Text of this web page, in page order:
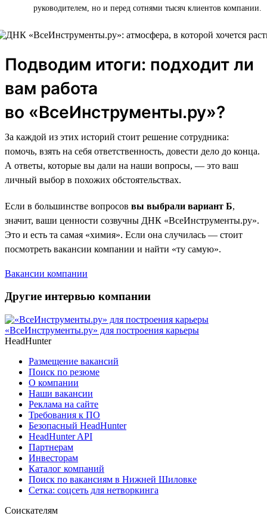
руководителем, но и перед сотнями тысяч клиентов компании.
Подводим итоги: подходит ли
вам работа
во «ВсеИнструменты.ру»?
За каждой из этих историй стоит решение сотрудника:
помочь, взять на себя ответственность, довести дело до конца.
А ответы, которые вы дали на наши вопросы, — это ваш
личный выбор в похожих обстоятельствах.
Если в большинстве вопросов вы выбрали вариант Б,
значит, ваши ценности созвучны ДНК «ВсеИнструменты.ру».
Это и есть та самая «химия». Если она случилась — стоит
посмотреть вакансии компании и найти «ту самую».
Вакансии компании
Другие интервью компании
«ВсеИнструменты.ру» для построения карьеры
HeadHunter
Размещение вакансий
Поиск по резюме
О компании
Наши вакансии
Реклама на сайте
Требования к ПО
Безопасный HeadHunter
HeadHunter API
Партнерам
Инвесторам
Каталог компаний
Поиск по вакансиям в Нижней Шиловке
Сетка: соцсеть для нетворкинга
Соискателям